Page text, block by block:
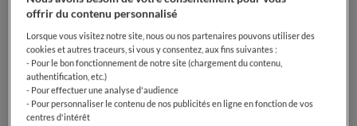
offrir du contenu personnalisé
Lorsque vous visitez notre site, nous ou nos partenaires pouvons utiliser des
cookies et autres traceurs, si vous y consentez, aux fins suivantes :
- Pour le bon fonctionnement de notre site (chargement du contenu,
authentification, etc.)
- Pour effectuer une analyse d'audience
- Pour personnaliser le contenu de nos publicités en ligne en fonction de vos
centres d'intérêt